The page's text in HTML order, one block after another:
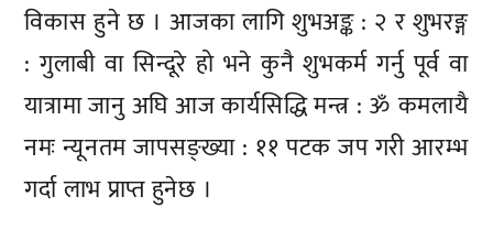
विकास हुने छ । आजका लागि शुभअङ्क : २ र शुभरङ्ग
: गुलाबी वा सिन्दूरे हो भने कुनै शुभकर्म गर्नु पूर्व वा
यात्रामा जानु अघि आज कार्यसिद्धि मन्त्र : ॐ कमलायै
नमः न्यूनतम जापसङ्ख्या : ११ पटक जप गरी आरम्भ
गर्दा लाभ प्राप्त हुनेछ ।